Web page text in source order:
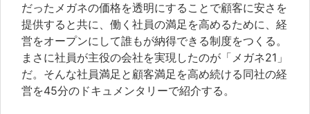
だったメガネの価格を透明にすることで顧客に安さを
提供すると共に、働く社員の満足を高めるために、経
営をオープンにして誰もが納得できる制度をつくる。
まさに社員が主役の会社を実現したのが「メガネ21」
だ。そんな社員満足と顧客満足を高め続ける同社の経
営を45分のドキュメンタリーで紹介する。